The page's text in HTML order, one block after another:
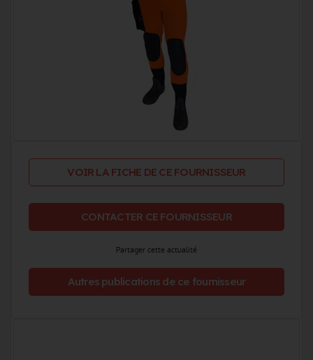
VOIR LA FICHE DE CE FOURNISSEUR
CONTACTER CE FOURNISSEUR
Partager cette actualité
Autres publications de ce fournisseur